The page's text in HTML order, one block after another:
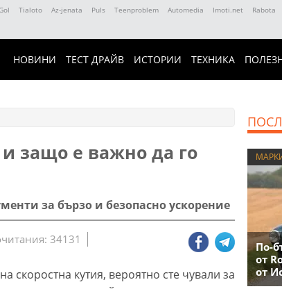
Tialoto Az-jenata Puls Teenproblem Automedia Imoti.net Rabota
НОВИНИ ТЕСТ ДРАЙВ ИСТОРИИ ТЕХНИКА
защо е важно да го
за бързо и безопасно ускорение
34131
скоростна кутия, вероятно сте чували за
По-
от
от